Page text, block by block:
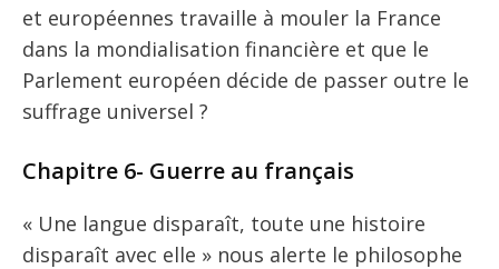
et européennes travaille à mouler la France
dans la mondialisation financière et que le
Parlement européen décide de passer outre le
suffrage universel ?
Chapitre 6- Guerre au français
« Une langue disparaît, toute une histoire
disparaît avec elle » nous alerte le philosophe